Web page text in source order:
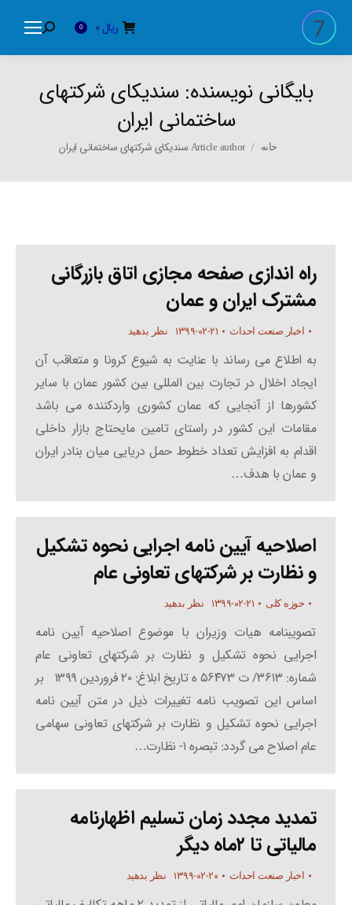
ریال 0
Search:
بایگانی نویسنده:سندیکای شرکتهای
ساختمانی ایران
You are here:
خانه Article author سندیکای شرکتهای ساختمانی ایران
راه اندازی صفحه مجازی اتاق بازرگانی
مشترک ایران و عمان
اخبار صنعت احداث ۱۳۹۹-۰۲-۲۱ نظر بدهید
به اطلاع می رساند با عنایت به شیوع کرونا و متعاقب آن
ایجاد اخلال در تجارت بین المللی بین کشور عمان با سایر
کشورها از آنجایی که عمان کشوری واردکننده می باشد
مقامات این کشور در راستای تامین مایحتاج بازار داخلی
اقدام به افزایش تعداد خطوط حمل دریایی میان بنادر ایران
و عمان با هدف…
اصلاحیه آیین نامه اجرایی نحوه تشکیل
و نظارت بر شرکتهای تعاونی عام
حوزه کلی ۱۳۹۹-۰۲-۲۱ نظر بدهید
تصویبنامه هیات وزیران با موضوع اصلاحیه آیین نامه
اجرایی نحوه تشکیل و نظارت بر شرکتهای تعاونی عام
شماره: ۳۶۱۳/ ت ۵۶۴۷۳ ه تاریخ ابلاغ: ۲۰ فروردین ۱۳۹۹ بر
اساس این تصویب نامه تغییرات ذیل در متن آیین نامه
اجرایی نحوه تشکیل و نظارت بر شرکتهای تعاونی سهامی
عام اصلاح می گردد: تبصره ۱- نظارت…
تمدید مجدد زمان تسلیم اظهارنامه
مالیاتی تا ۲ماه دیگر
اخبار صنعت احداث ۱۳۹۹-۰۲-۲۰ نظر بدهید